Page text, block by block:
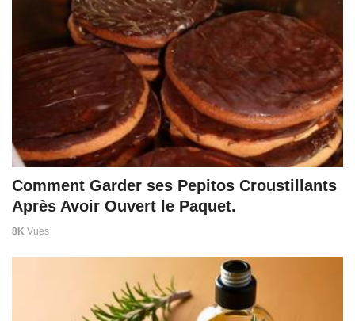
Comment Garder ses Pepitos Croustillants
Après Avoir Ouvert le Paquet.
8K Vues